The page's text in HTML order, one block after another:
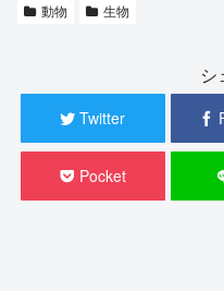
動物 生物
シ
Twitter
Pocket